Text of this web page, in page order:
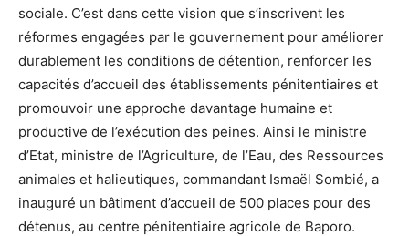
sociale. C’est dans cette vision que s’inscrivent les
réformes engagées par le gouvernement pour améliorer
durablement les conditions de détention, renforcer les
capacités d’accueil des établissements pénitentiaires et
promouvoir une approche davantage humaine et
productive de l’exécution des peines. Ainsi le ministre
d’Etat, ministre de l’Agriculture, de l’Eau, des Ressources
animales et halieutiques, commandant Ismaël Sombié, a
inauguré un bâtiment d’accueil de 500 places pour des
détenus, au centre pénitentiaire agricole de Baporo.